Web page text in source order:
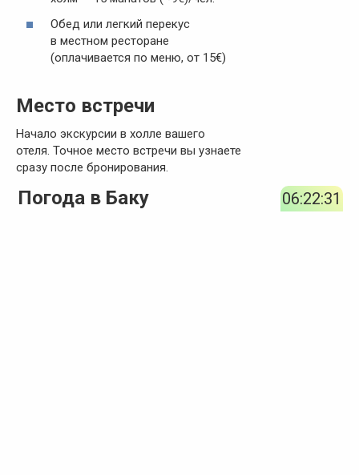
Обед или легкий перекус
в местном ресторане
(оплачивается по меню, от 15€)
Место встречи
Начало экскурсии в холле вашего
отеля. Точное место встречи вы узнаете
сразу после бронирования.
Погода в Баку 06:22:31